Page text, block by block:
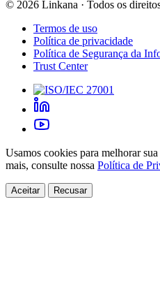
© 2026 Linkana · Todos os
Termos de uso
Política de privacidade
Política de Segurança da
Trust Center
Usamos cookies para melhorar
mais, consulte nossa Política de
Aceitar Recusar